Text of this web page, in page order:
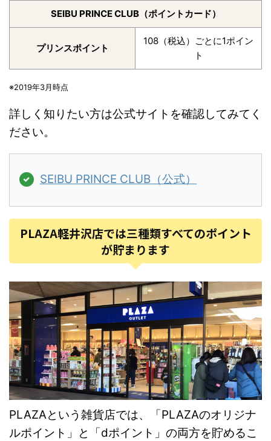
SEIBU PRINCE CLUB（ポイントカード）
プリンスポイント
108（税込）ごとに1ポイン
ト
※2019年3月時点
詳しく知りたい方は公式サイトを確認してみてく
ださい。
SEIBU PRINCE CLUB（公式）
PLAZA軽井沢店では三種類すべてのポイント
が貯まります
PLAZAという雑貨店では、「PLAZAのオリジナ
ルポイント」と「dポイント」の両方を貯めるこ